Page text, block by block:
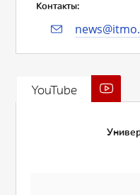
Контакты:
YouTube